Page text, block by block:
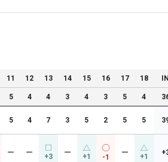
11 12 13 14 15 16 17 18
5 4 4 3 4 3 5 4
5 4 7 3 5 2 5 5
ー ー +3 ー +1 -1
ー +1